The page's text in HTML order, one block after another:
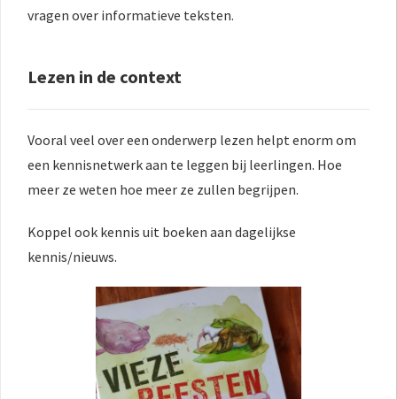
vragen over informatieve teksten.
Lezen in de context
Vooral veel over een onderwerp lezen helpt enorm om
een kennisnetwerk aan te leggen bij leerlingen. Hoe
meer ze weten hoe meer ze zullen begrijpen.
Koppel ook kennis uit boeken aan dagelijkse
kennis/nieuws.